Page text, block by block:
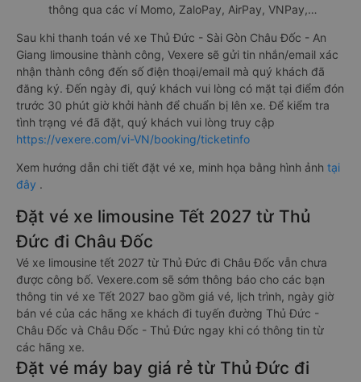
thông qua các ví Momo, ZaloPay, AirPay, VNPay,…
Sau khi thanh toán vé xe Thủ Đức - Sài Gòn Châu Đốc - An
Giang limousine thành công, Vexere sẽ gửi tin nhắn/email xác
nhận thành công đến số điện thoại/email mà quý khách đã
đăng ký. Đến ngày đi, quý khách vui lòng có mặt tại điểm đón
trước 30 phút giờ khởi hành để chuẩn bị lên xe. Để kiểm tra
tình trạng vé đã đặt, quý khách vui lòng truy cập
https://vexere.com/vi-VN/booking/ticketinfo
Xem hướng dẫn chi tiết đặt vé xe, minh họa bằng hình ảnh tại
đây .
Đặt vé xe limousine Tết 2027 từ Thủ
Đức đi Châu Đốc
Vé xe limousine tết 2027 từ Thủ Đức đi Châu Đốc vẫn chưa
được công bố. Vexere.com sẽ sớm thông báo cho các bạn
thông tin vé xe Tết 2027 bao gồm giá vé, lịch trình, ngày giờ
bán vé của các hãng xe khách đi tuyến đường Thủ Đức -
Châu Đốc và Châu Đốc - Thủ Đức ngay khi có thông tin từ
các hãng xe.
Đặt vé máy bay giá rẻ từ Thủ Đức đi